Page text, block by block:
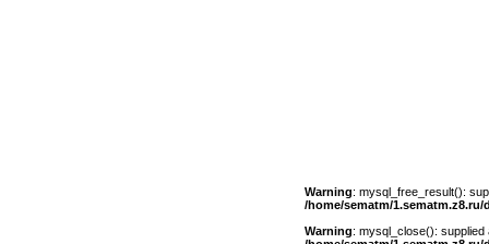
Warning: mysql_free_result():
/home/sematm/
Warning: mysql_close():